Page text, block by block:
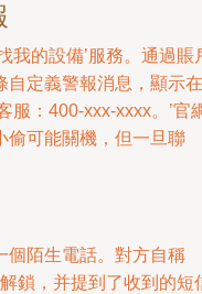
我的設備’服務。通過賬
自定義警報消息，顯示在
服：400-xxx-xxxx。’官
偷可能關機，但一旦聯
個陌生電話。對方自稱
鎖，并提到了收到的短